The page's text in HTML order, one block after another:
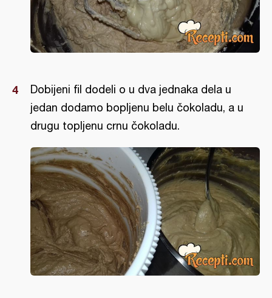
Dobijeni fil dodeli o u dva jednaka dela u
jedan dodamo bopljenu belu čokoladu, a u
drugu topljenu crnu čokoladu.